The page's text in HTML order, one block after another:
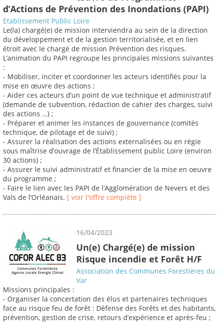
d’Actions de Prévention des Inondations (PAPI)
Etablissement Public Loire
Le(la) chargé(e) de mission interviendra au sein de la direction
du développement et de la gestion territorialisée, et en lien
étroit avec le chargé de mission Prévention des risques.
L’animation du PAPI regroupe les principales missions suivantes
:
- Mobiliser, inciter et coordonner les acteurs identifiés pour la
mise en œuvre des actions ;
- Aider ces acteurs d’un point de vue technique et administratif
(demande de subvention, rédaction de cahier des charges, suivi
des actions …) ;
- Préparer et animer les instances de gouvernance (comités
technique, de pilotage et de suivi) ;
- Assurer la réalisation des actions externalisées ou en régie
sous maîtrise d’ouvrage de l’Établissement public Loire (environ
30 actions) ;
- Assurer le suivi administratif et financier de la mise en oeuvre
du programme ;
- Faire le lien avec les PAPI de l’Agglomération de Nevers et des
Vals de l’Orléanais. [ voir l'offre complète ]
16/04/2023
Un(e) Chargé(e) de mission
Risque incendie et Forêt H/F
Association des Communes Forestières du
Var
Missions principales :
- Organiser la concertation des élus et partenaires techniques
face au risque feu de forêt : Défense des Forêts et des habitants,
prévention, gestion de crise, retours d’expérience et après-feu ;